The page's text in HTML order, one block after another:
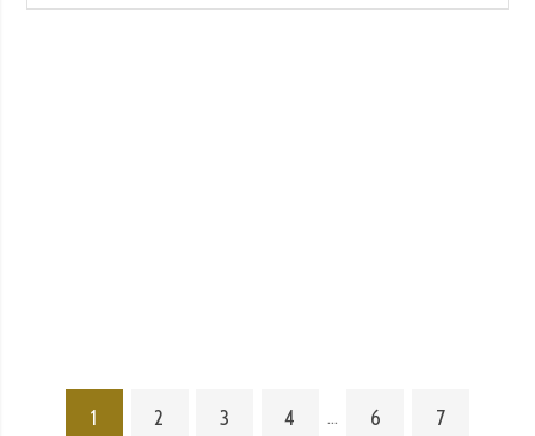
PÁSCOA
1 2 3 4 … 6 7